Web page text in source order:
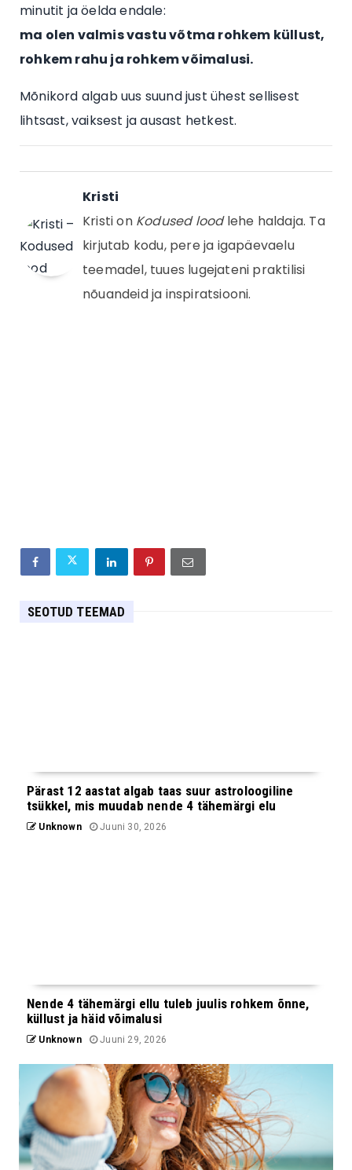
minutit ja öelda endale:
ma olen valmis vastu võtma rohkem küllust,
rohkem rahu ja rohkem võimalusi.
Mõnikord algab uus suund just ühest sellisest
lihtsast, vaiksest ja ausast hetkest.
Kristi
Kristi on Kodused loodlehe haldaja. Ta
kirjutab kodu, pere ja igapäevaelu
teemadel, tuues lugejateni praktilisi
nõuandeid ja inspiratsiooni.
SEOTUD TEEMAD
Pärast 12 aastat algab taas suur astroloogiline
tsükkel, mis muudab nende 4 tähemärgi elu
Unknown Juuni 30, 2026
Nende 4 tähemärgi ellu tuleb juulis rohkem õnne,
küllust ja häid võimalusi
Unknown Juuni 29, 2026